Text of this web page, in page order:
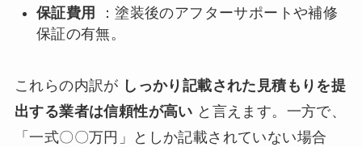
保証費用
：塗装後のアフターサポートや補修
保証の有無。
これらの内訳が しっかり記載された見積もりを提
出する業者は信頼性が高い と言えます。一方で、
「一式〇〇万円」としか記載されていない場合